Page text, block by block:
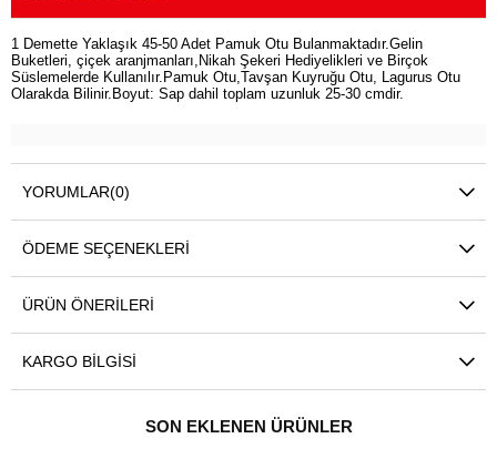
1 Demette Yaklaşık 45-50 Adet Pamuk Otu Bulanmaktadır.Gelin
Buketleri, çiçek aranjmanları,Nikah Şekeri Hediyelikleri ve Birçok
Süslemelerde Kullanılır.Pamuk Otu,Tavşan Kuyruğu Otu, Lagurus Otu
Olarakda Bilinir.Boyut: Sap dahil toplam uzunluk 25-30 cmdir.
YORUMLAR(0)
ÖDEME SEÇENEKLERI
ÜRÜN ÖNERILERI
KARGO BILGISI
SON EKLENEN ÜRÜNLER